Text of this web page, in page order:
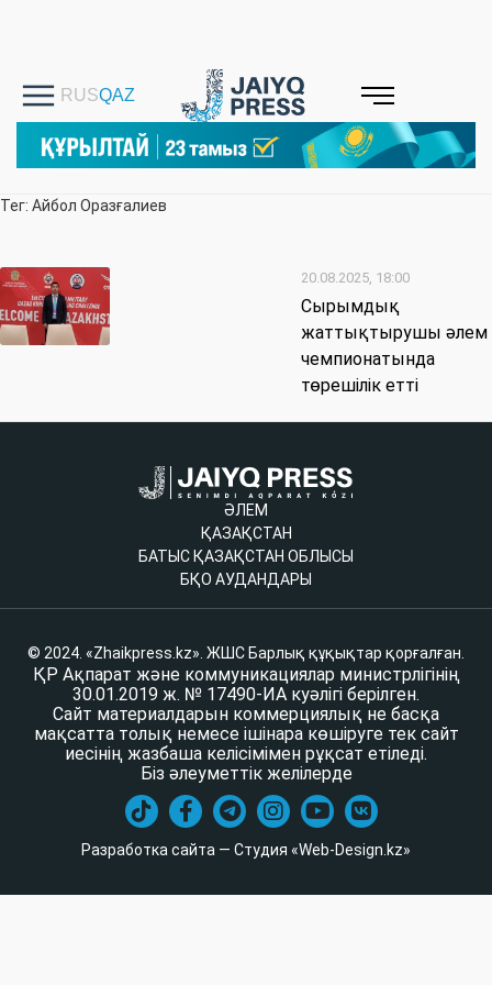
Тег: Айбол Оразғалиев
20.08.2025, 18:00
Сырымдық
жаттықтырушы әлем
чемпионатында
төрешілік етті
ӘЛЕМ
ҚАЗАҚСТАН
БАТЫС ҚАЗАҚСТАН ОБЛЫСЫ
БҚО АУДАНДАРЫ
© 2024. «Zhaikpress.kz». ЖШС Барлық құқықтар қорғалған.
ҚР Ақпарат және коммуникациялар министрлігінің
30.01.2019 ж. № 17490-ИА куәлігі берілген.
Сайт материалдарын коммерциялық не басқа
мақсатта толық немесе ішінара көшіруге тек сайт
иесінің жазбаша келісімімен рұқсат етіледі.
Біз әлеуметтік желілерде
Разработка сайта — Студия «Web-Design.kz»